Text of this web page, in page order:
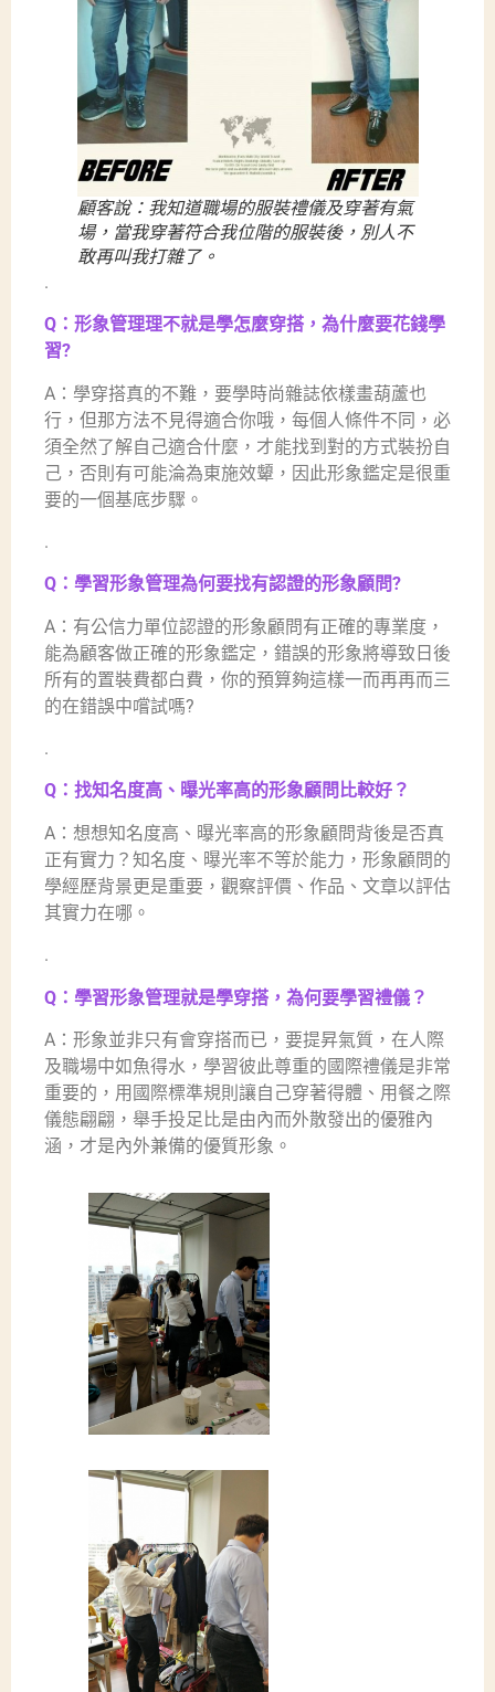
顧客說：我知道職場的服裝禮儀及穿著有氣
場，當我穿著符合我位階的服裝後，別人不
敢再叫我打雜了。
.
Q：形象管理理不就是學怎麼穿搭，為什麼要花錢學
習?
A：學穿搭真的不難，要學時尚雜誌依樣畫葫蘆也
行，但那方法不見得適合你哦，每個人條件不同，必
須全然了解自己適合什麼，才能找到對的方式裝扮自
己，否則有可能淪為東施效顰，因此形象鑑定是很重
要的一個基底步驟。
.
Q：學習形象管理為何要找有認證的形象顧問?
A：有公信力單位認證的形象顧問有正確的專業度，
能為顧客做正確的形象鑑定，錯誤的形象將導致日後
所有的置裝費都白費，你的預算夠這樣一而再再而三
的在錯誤中嚐試嗎?
.
Q：找知名度高、曝光率高的形象顧問比較好？
A：想想知名度高、曝光率高的形象顧問背後是否真
正有實力？知名度、曝光率不等於能力，形象顧問的
學經歷背景更是重要，觀察評價、作品、文章以評估
其實力在哪。
.
Q：學習形象管理就是學穿搭，為何要學習禮儀？
A：形象並非只有會穿搭而已，要提昇氣質，在人際
及職場中如魚得水，學習彼此尊重的國際禮儀是非常
重要的，用國際標準規則讓自己穿著得體、用餐之際
儀態翩翩，舉手投足比是由內而外散發出的優雅內
涵，才是內外兼備的優質形象。